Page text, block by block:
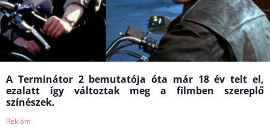
A Terminátor 2 bemutatója óta már 18 év telt el,
ezalatt így változtak meg a filmben szereplő
színészek.
Reklám